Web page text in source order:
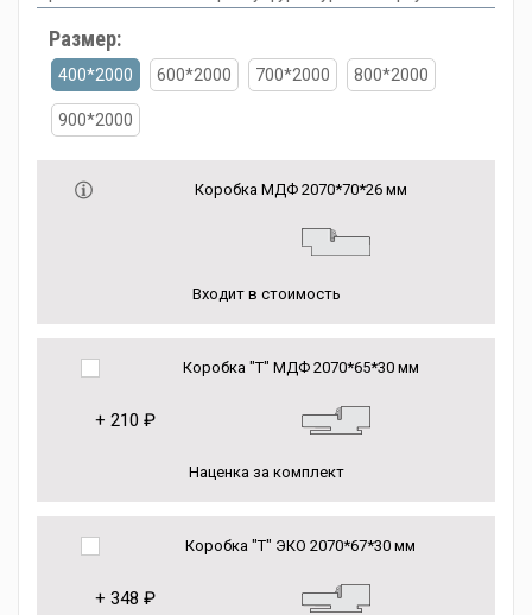
Размер:
400*2000 600*2000 700*2000 800*2000
900*2000
Коробка МДФ 2070*70*26 мм
Входит в стоимость
Коробка "Т" МДФ 2070*65*30 мм
+ 210 ₽
Наценка за комплект
Коробка "Т" ЭКО 2070*67*30 мм
+ 348 ₽